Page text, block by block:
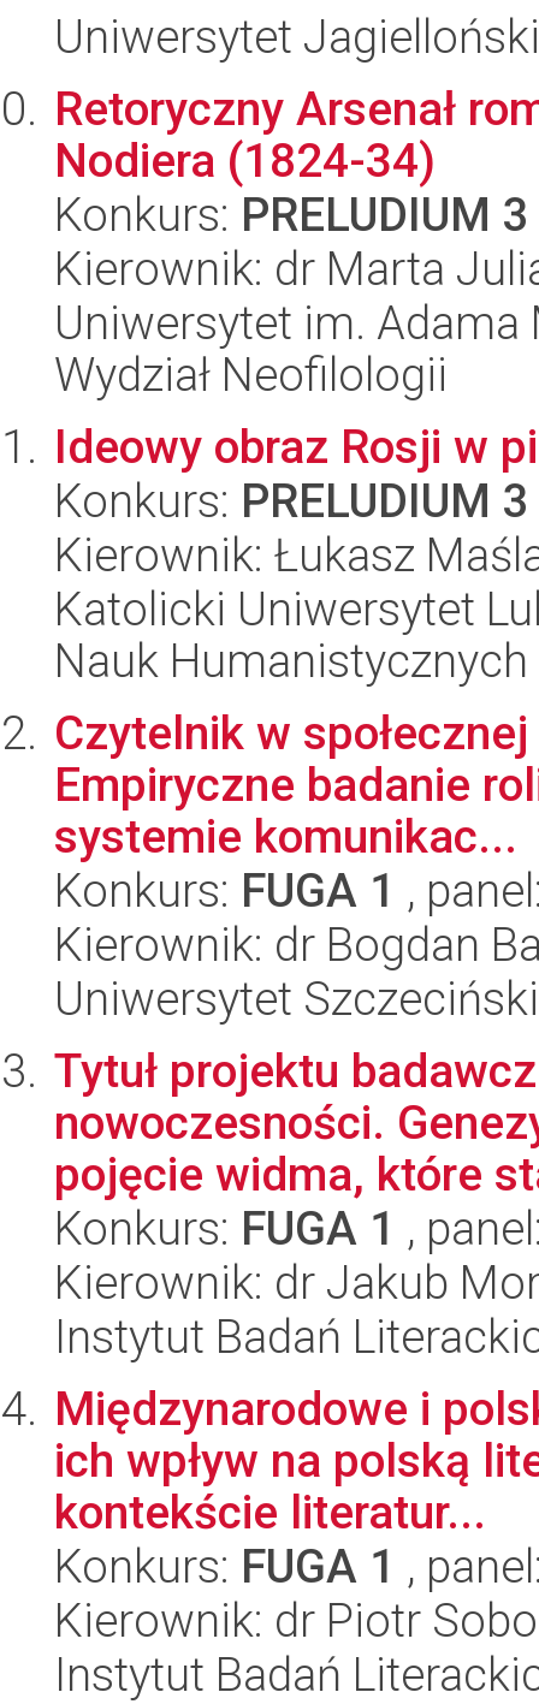
Uniwersytet
Retoryczny Arsenał
Nodiera (1824-34)
Konkurs: PRELUDIUM 3
Kierownik: dr Marta
Uniwersytet im.
Wydział Neofilologii
Ideowy obraz Rosji w
Konkurs: PRELUDIUM 3
Kierownik: Łukasz
Katolicki Uniwersytet
Nauk Humanistycznych
Czytelnik w
Empiryczne badanie
systemie komunikac...
Konkurs: FUGA 1 ,
Kierownik: dr Bogdan
Uniwersytet
Tytuł projektu
nowoczesności.
pojęcie widma, które
Konkurs: FUGA 1 ,
Kierownik: dr Jakub
Instytut Badań
Międzynarodowe i
ich wpływ na polską
kontekście literatur...
Konkurs: FUGA 1 ,
Kierownik: dr Piotr
Instytut Badań